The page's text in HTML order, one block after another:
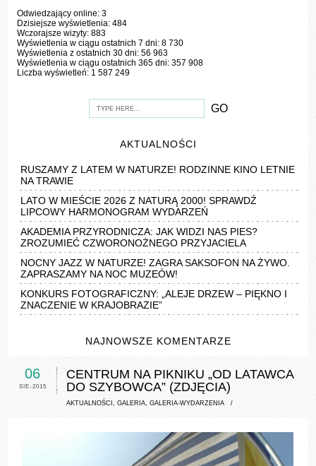
Odwiedzający online:3
Dzisiejsze wyświetlenia:484
Wczorajsze wizyty:883
Wyświetlenia w ciągu ostatnich 7 dni:8 730
Wyświetlenia z ostatnich 30 dni:56 963
Wyświetlenia w ciągu ostatnich 365 dni:357 908
Liczba wyświetleń: 1 587 249
AKTUALNOŚCI
RUSZAMY Z LATEM W NATURZE! RODZINNE KINO LETNIE
NA TRAWIE
LATO W MIEŚCIE 2026 Z NATURĄ 2000! SPRAWDŹ
LIPCOWY HARMONOGRAM WYDARZEŃ
AKADEMIA PRZYRODNICZA: JAK WIDZI NAS PIES?
ZROZUMIEĆ CZWORONOŻNEGO PRZYJACIELA
NOCNY JAZZ W NATURZE! ZAGRA SAKSOFON NA ŻYWO.
ZAPRASZAMY NA NOC MUZEÓW!
KONKURS FOTOGRAFICZNY: „ALEJE DRZEW – PIĘKNO I
ZNACZENIE W KRAJOBRAZIE”
NAJNOWSZE KOMENTARZE
06
SIE-2015
CENTRUM NA PIKNIKU „OD LATAWCA
DO SZYBOWCA” (ZDJĘCIA)
AKTUALNOŚCI,GALERIA,GALERIA-WYDARZENIA /